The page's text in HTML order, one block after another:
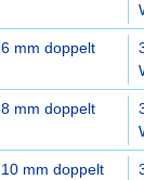
6 mm doppelt
8 mm doppelt
10 mm doppelt